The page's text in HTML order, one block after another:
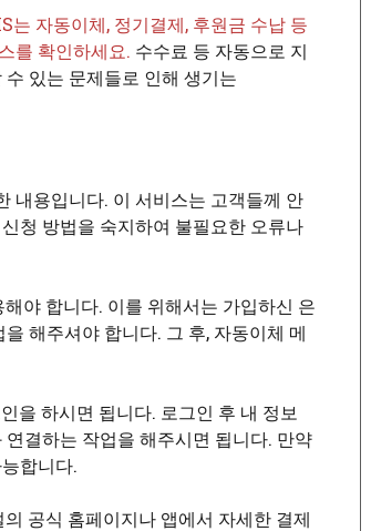
는 자동이체, 정기결제, 후원금 수납 등
를 확인하세요. 수수료 등 자동으로 지
있는 문제들로 인해 생기는
내용입니다. 이 서비스는 고객들께 안
청 방법을 숙지하여 불필요한 오류나
야 합니다. 이를 위해서는 가입하신 은
해주셔야 합니다. 그 후, 자동이체 메
을 하시면 됩니다. 로그인 후 내 정보
결하는 작업을 해주시면 됩니다. 만약
합니다.
공식 홈페이지나 앱에서 자세한 결제